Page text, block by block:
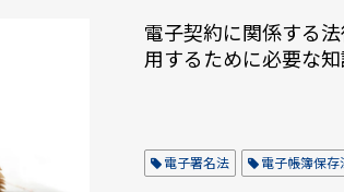
電子契約に関係する
用するために必要な
電子署名法 電子帳簿保存